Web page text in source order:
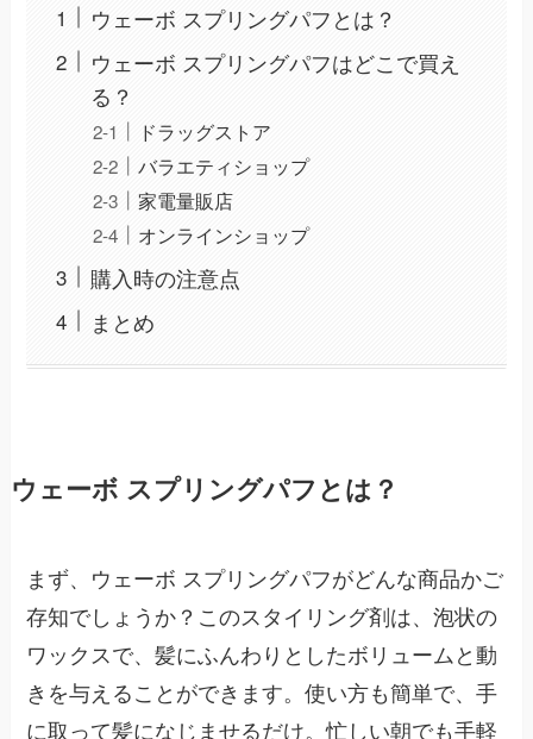
ウェーボ スプリングパフとは？
ウェーボ スプリングパフはどこで買え
る？
ドラッグストア
バラエティショップ
家電量販店
オンラインショップ
購入時の注意点
まとめ
ウェーボ スプリングパフとは？
まず、ウェーボ スプリングパフがどんな商品かご
存知でしょうか？このスタイリング剤は、泡状の
ワックスで、髪にふんわりとしたボリュームと動
きを与えることができます。使い方も簡単で、手
に取って髪になじませるだけ。忙しい朝でも手軽